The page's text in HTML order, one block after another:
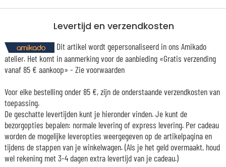
Levertijd en verzendkosten
Dit artikel wordt gepersonaliseerd in ons Amikado
atelier. Het komt in aanmerking voor de aanbieding «Gratis verzending
vanaf 85 € aankoop» - Zie voorwaarden
Voor elke bestelling onder 85 €, zijn de onderstaande verzendkosten van
toepassing.
De geschatte levertijden kunt je hieronder vinden. Je kunt de
bezorgopties bepalen: normale levering of express levering. Per cadeau
worden de mogelijke leveropties weergegeven op de artikelpagina en
tijdens de stappen van je winkelwagen. (Als je het geld overmaakt, houd
wel rekening met 3-4 dagen extra levertijd van je cadeau.)